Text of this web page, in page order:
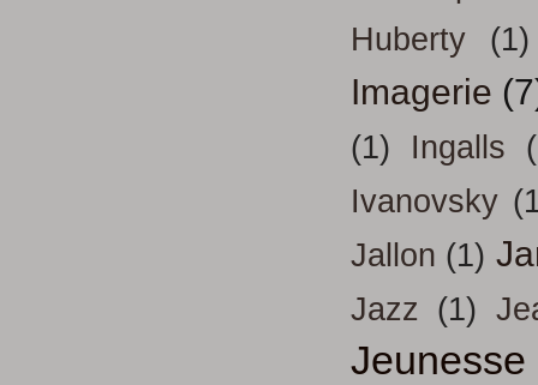
Huberty
(1)
Imagerie
(1) Ingalls
Ivanovsky
Jallon (1)
Jazz (1)
Jeunesse